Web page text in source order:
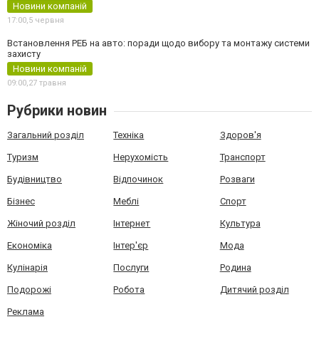
Новини компаній
17:00,5 червня
Встановлення РЕБ на авто: поради щодо вибору та монтажу системи
захисту
Новини компаній
09:00,27 травня
Рубрики новин
Загальний розділ Техніка Здоров'я
Туризм Нерухомість Транспорт
Будівництво Відпочинок Розваги
Бізнес Меблі Спорт
Жіночий розділ Інтернет Культура
Економіка Інтер'єр Мода
Кулінарія Послуги Родина
Подорожі Робота Дитячий розділ
Реклама